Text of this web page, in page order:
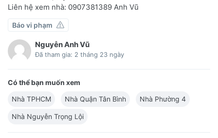
Liên hệ xem nhà: 0907381389 Anh Vũ
Báo vi phạm
Nguyễn Anh Vũ
Đã tham gia: 2 tháng 23 ngày
Có thể bạn muốn xem
Nhà TPHCM
Nhà Quận Tân Bình Nhà Phường 4
Nhà Nguyễn Trọng Lội